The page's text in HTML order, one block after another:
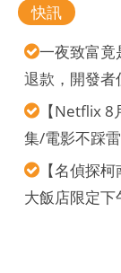
快訊
一夜致富竟
退款，開發
【Netflix
集/電影不踩
【名偵探
大飯店限定